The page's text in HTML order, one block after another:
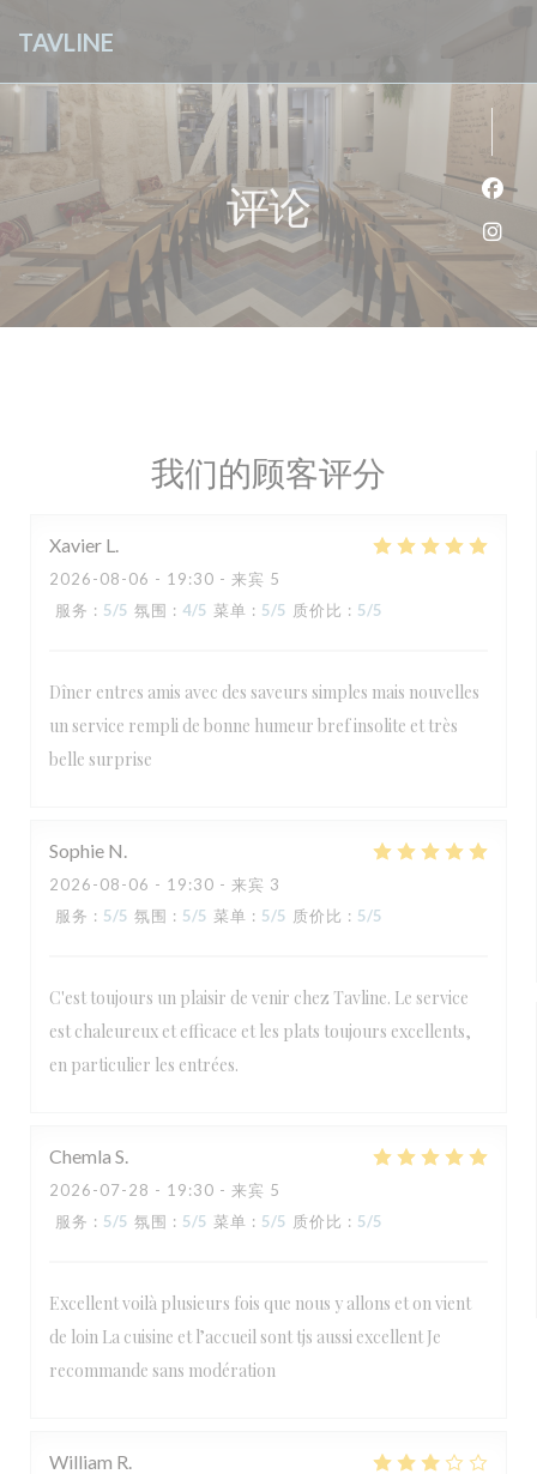
TAVLINE
评论
我们的顾客评分
Xavier L
2026-08-06 - 19:30 - 来宾 5
服务 : 5/5 氛围 : 4/5 菜单 : 5/5 质价比 : 5/5
Dîner entres amis avec des saveurs simples mais nouvelles
un service rempli de bonne humeur bref insolite et très
belle surprise
Sophie N
2026-08-06 - 19:30 - 来宾 3
服务 : 5/5 氛围 : 5/5 菜单 : 5/5 质价比 : 5/5
C'est toujours un plaisir de venir chez Tavline. Le service
est chaleureux et efficace et les plats toujours excellents,
en particulier les entrées.
Chemla S
2026-07-28 - 19:30 - 来宾 5
服务 : 5/5 氛围 : 5/5 菜单 : 5/5 质价比 : 5/5
Excellent voilà plusieurs fois que nous y allons et on vient
de loin La cuisine et l’accueil sont tjs aussi excellent Je
recommande sans modération
William R